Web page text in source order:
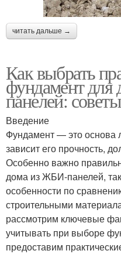
читать дальше →
Как выбрать
фундамент
панелей:
Введение
Фундамент — это основа
зависит его прочность,
Особенно важно
дома из ЖБИ-панелей,
особенности по
строительными
рассмотрим ключевые
учитывать при выборе
предоставим